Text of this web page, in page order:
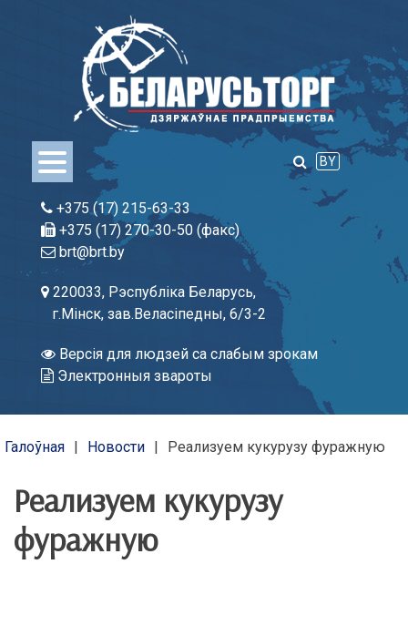
BY
+375 (17) 215-63-33
+375 (17) 270-30-50 (факс)
brt@brt.by
220033, Рэспубліка Беларусь,
г.Мінск, зав.Веласіпедны, 6/3-2
Версія для людзей са слабым зрокам
Электронныя звароты
Галоўная Новости Реализуем кукурузу фуражную
Реализуем кукурузу
фуражную